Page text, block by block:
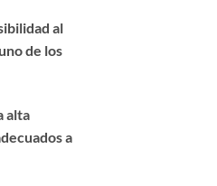
al
de los
alta
a